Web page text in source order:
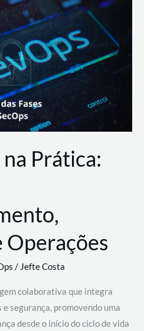
Prática:
Operações
/Jefte Costa
colaborativa que integra
segurança, promovendo uma
desde o início do ciclo de vida